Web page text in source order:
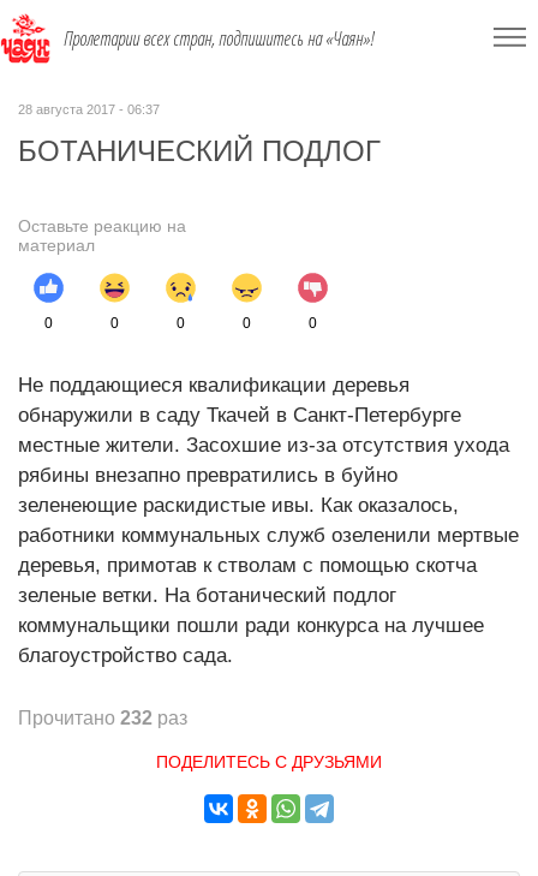
Пролетарии всех стран, подпишитесь на «Чаян»!
28 августа 2017 - 06:37
БОТАНИЧЕСКИЙ ПОДЛОГ
Оставьте реакцию на
материал
0 0 0 0 0
Не поддающиеся квалификации деревья
обнаружили в саду Ткачей в Санкт-Петербурге
местные жители. Засохшие из-за отсутствия ухода
рябины внезапно превратились в буйно
зеленеющие раскидистые ивы. Как оказалось,
работники коммунальных служб озеленили мертвые
деревья, примотав к стволам с помощью скотча
зеленые ветки. На ботанический подлог
коммунальщики пошли ради конкурса на лучшее
благоустройство сада.
Прочитано 232 раз
ПОДЕЛИТЕСЬ С ДРУЗЬЯМИ